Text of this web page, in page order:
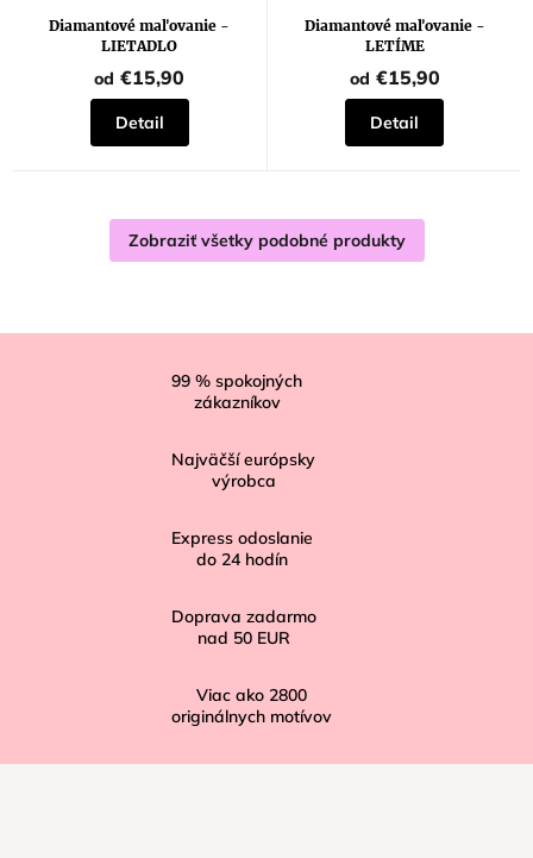
Diamantové maľovanie -
LIETADLO
od €15,90
Detail
Diamantové maľovanie -
LETÍME
od €15,90
Detail
Zobraziť všetky podobné produkty
99 % spokojných
zákazníkov
Najväčší európsky
výrobca
Express odoslanie
do 24 hodín
Doprava zadarmo
nad 50 EUR
Viac ako 2800
originálnych motívov